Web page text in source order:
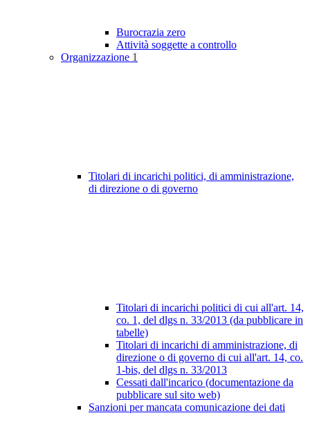
Burocrazia zero
Attività soggette a controllo
Organizzazione 1
Titolari di incarichi politici, di amministrazione,
di direzione o di governo
Titolari di incarichi politici di cui all'art. 14,
co. 1, del dlgs n. 33/2013 (da pubblicare in
tabelle)
Titolari di incarichi di amministrazione, di
direzione o di governo di cui all'art. 14, co.
1-bis, del dlgs n. 33/2013
Cessati dall'incarico (documentazione da
pubblicare sul sito web)
Sanzioni per mancata comunicazione dei dati